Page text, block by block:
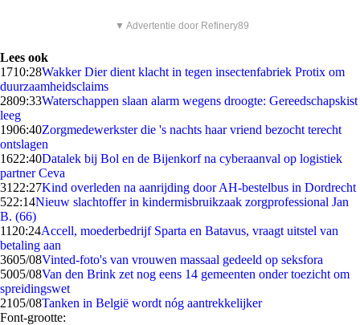
▼ Advertentie door Refinery89
Lees ook
1710:28Wakker Dier dient klacht in tegen insectenfabriek Protix om
duurzaamheidsclaims
2809:33Waterschappen slaan alarm wegens droogte: Gereedschapskist
leeg
1906:40Zorgmedewerkster die 's nachts haar vriend bezocht terecht
ontslagen
1622:40Datalek bij Bol en de Bijenkorf na cyberaanval op logistiek
partner Ceva
31 22:27Kind overleden na aanrijding door AH-bestelbus in Dordrecht
522:14Nieuw slachtoffer in kindermisbruikzaak zorgprofessional Jan
B. (66)
11 20:24Accell, moederbedrijf Sparta en Batavus, vraagt uitstel van
betaling aan
3605/08Vinted-foto's van vrouwen massaal gedeeld op seksfora
5005/08Van den Brink zet nog eens 14 gemeenten onder toezicht om
spreidingswet
2105/08Tanken in België wordt nóg aantrekkelijker
Font-grootte: